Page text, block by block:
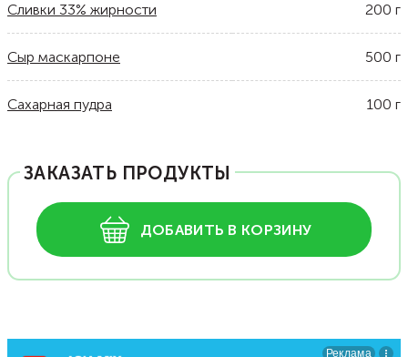
Сливки 33% жирности 200 г
Сыр маскарпоне 500 г
Сахарная пудра 100 г
ЗАКАЗАТЬ ПРОДУКТЫ
ДОБАВИТЬ В КОРЗИНУ